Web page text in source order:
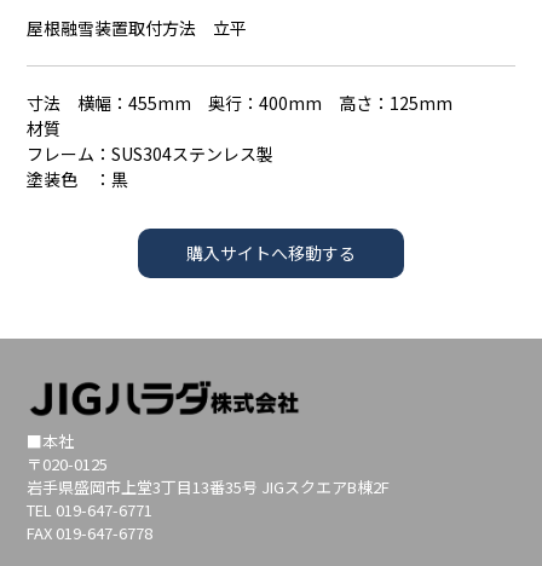
屋根融雪装置取付方法 立平
寸法 横幅：455mm 奥行：400mm 高さ：125mm
材質
フレーム：SUS304ステンレス製
塗装色 ：黒
購入サイトへ移動する
■本社
〒020-0125
岩手県盛岡市上堂3丁目13番35号 JIGスクエアB棟2F
TEL 019-647-6771
FAX 019-647-6778